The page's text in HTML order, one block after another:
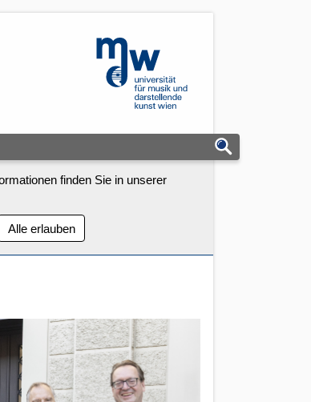
mdw - Homepage
finden Sie in unserer
Alle erlauben